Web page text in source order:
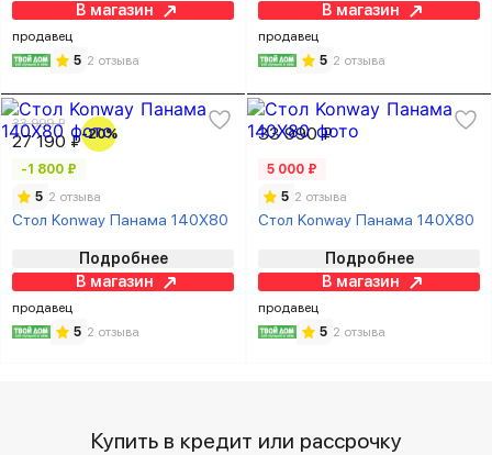
В магазин
продавец
5 2 отзыва
В магазин
продавец
5 2 отзыва
33 999 ₽
27 190 ₽-20%
-1 800 ₽
5 2 отзыва
Стол Konway Панама 140Х80
Подробнее
В магазин
продавец
5 2 отзыва
33 990 ₽
5 000 ₽
5 2 отзыва
Стол Konway Панама 140Х80
Подробнее
В магазин
продавец
5 2 отзыва
Купить в кредит или рассрочку